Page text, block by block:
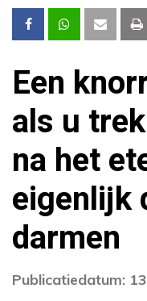
Een
als u
na het
eigenlijk
darmen
Publicatiedatum: